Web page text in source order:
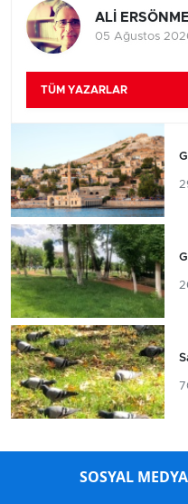
ALİ
05 Ağustos
TÜM YAZARLAR
SOSYAL